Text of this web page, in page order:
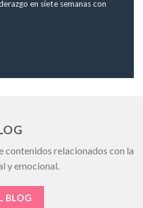
en siete semanas con
relacionados con la
y emocional.
BLOG